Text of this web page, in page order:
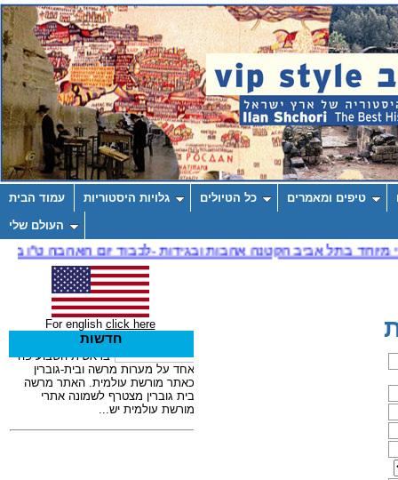
עמוד הבית גלויות היסטוריות כל הטיולים טיפים ומאמרים
העולם שלי
For english click here
חדשות